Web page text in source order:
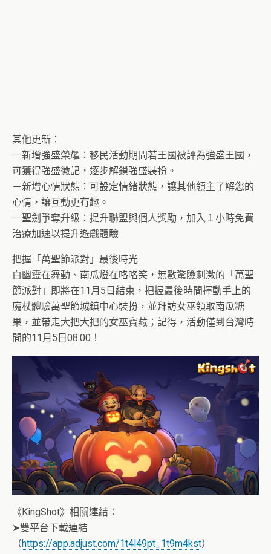
其他更新：
－新增強盛榮耀：移民活動期間若王國被評為強盛王國，
可獲得強盛徽記，逐步解鎖強盛裝扮。
－新增心情狀態：可設定情緒狀態，讓其他領主了解您的
心情，讓互動更有趣。
－聖劍爭奪升級：提升聯盟與個人獎勵，加入１小時免費
治療加速以提升遊戲體驗
把握「萬聖節派對」最後時光
白幽靈在舞動、南瓜燈在咯咯笑，無數驚險刺激的「萬聖
節派對」即將在11月5日結束，把握最後時間揮動手上的
魔杖體驗萬聖節城鎮中心裝扮，並拜訪女巫領取南瓜糖
果，並帶走大把大把的女巫寶藏；記得，活動僅到台灣時
間的11月5日08:00！
《KingShot》相關連結：
➤雙平台下載連結
（https://app.adjust.com/1t4l49pt_1t9m4kst）